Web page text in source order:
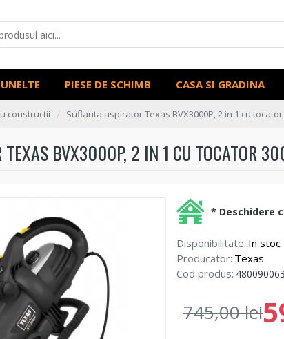
PIESE DE SCHIMB CASA SI GRADINA
constructii Suflanta aspirator Texas BVX3000P, 2 in 1 cu tocator
TEXAS BVX3000P, 2 IN 1 CU TOCATOR
Disponibilitate: In stoc
Producator: Texas
Cod produs:
745,00 lei
* Deschidere